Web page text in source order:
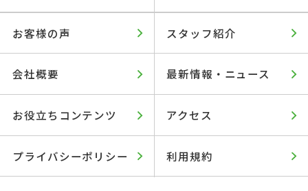
お客様の声 スタッフ紹介
会社概要 最新情報・ニュース
お役立ちコンテンツ アクセス
プライバシーポリシー 利用規約